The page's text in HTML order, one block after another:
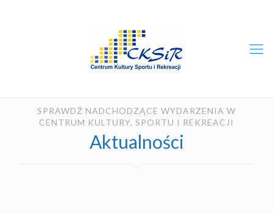
SPRAWDŹ NADCHODZĄCE WYDARZENIA W
CENTRUM KULTURY, SPORTU I REKREACJI
Aktualności